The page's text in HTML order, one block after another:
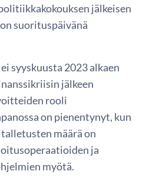
jälkeisen
suorituspäivänä
syyskuusta 2023 alkaen
jälkeen
rooli
on pienentynyt, kun
määrä on
ja
myötä.